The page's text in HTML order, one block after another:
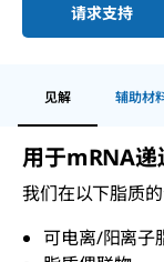
请求支持
见解 辅助材
用于mRNA递
我们在以下脂质
可电离/阳离子